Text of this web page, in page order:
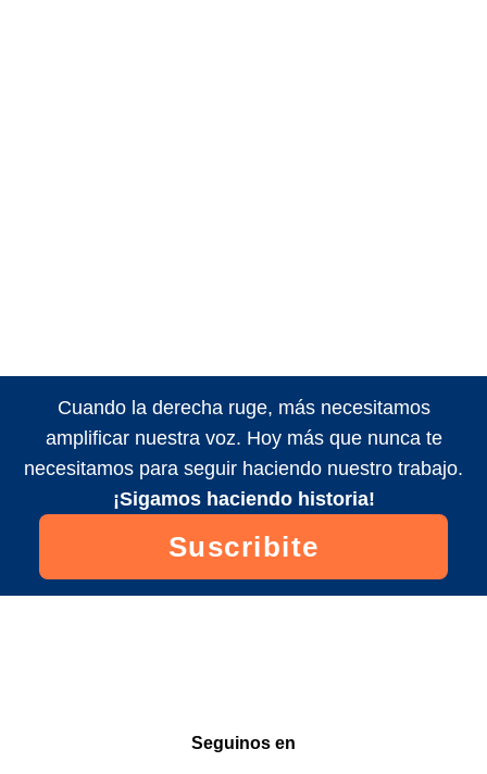
Cuando la derecha ruge, más necesitamos
amplificar nuestra voz. Hoy más que nunca te
necesitamos para seguir haciendo nuestro trabajo.
¡Sigamos haciendo historia!
Suscribite
Seguinos en